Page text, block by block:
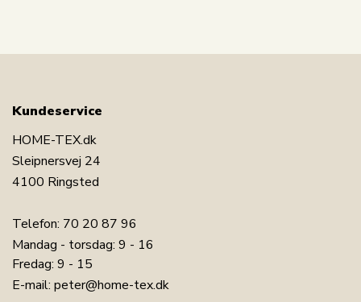
Læs vores dyneguide
Kundeservice
HOME-TEX.dk
Sleipnersvej 24
4100 Ringsted
Telefon: 70 20 87 96
Mandag - torsdag: 9 - 16
Fredag: 9 - 15
E-mail: peter@home-tex.dk